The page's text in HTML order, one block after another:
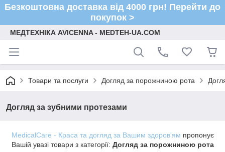
Безкоштовна доставка від 4000 грн! Перейти до
покупок >
МЕДТЕХНІКА AVICENNA - MEDTEH-UA.COM
Товари та послуги Догляд за порожниною рота
Догляд за зубними протезами
MedicalCare - Краса та догляд за Вашим здоров'ям пропонує
Вашій увазі товари з категорії: Догляд за порожниною рота